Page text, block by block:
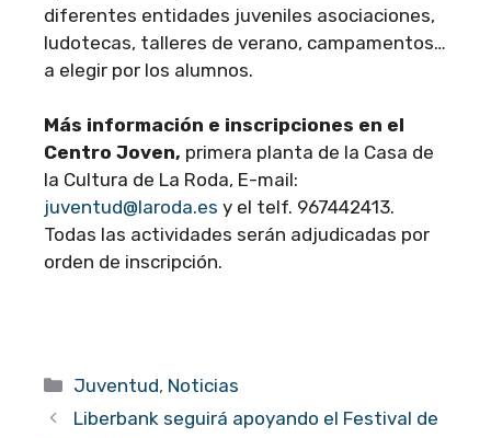
diferentes entidades juveniles asociaciones,
ludotecas, talleres de verano, campamentos…
a elegir por los alumnos.
Más información e inscripciones en el
Centro Joven, primera planta de la Casa de
la Cultura de La Roda, E-mail:
juventud@laroda.es y el telf. 967442413.
Todas las actividades serán adjudicadas por
orden de inscripción.
Categorías
Juventud, Noticias
Liberbank seguirá apoyando el Festival de